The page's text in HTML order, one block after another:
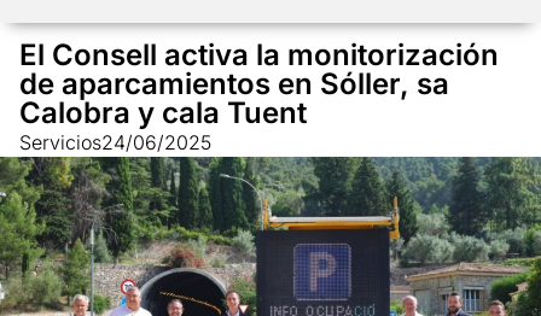
El Consell activa la monitorización
de aparcamientos en Sóller, sa
Calobra y cala Tuent
Servicios24/06/2025